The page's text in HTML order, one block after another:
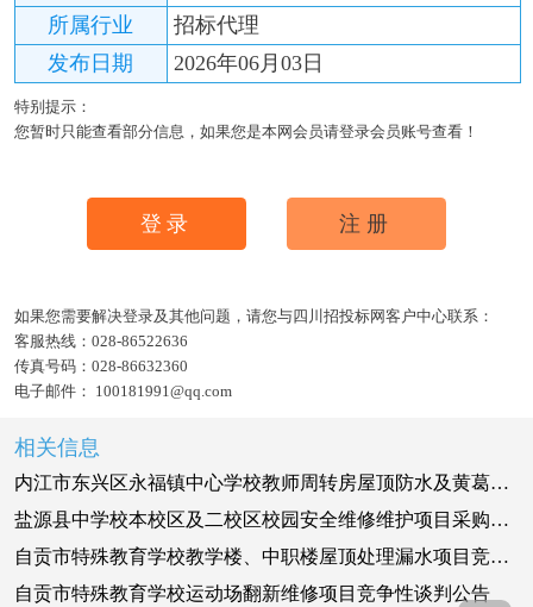
所属行业
招标代理
发布日期
2026年06月03日
特别提示：
您暂时只能查看部分信息，如果您是本网会员请登录会员账号查看！
登录 注册
如果您需要解决登录及其他问题，请您与四川招投标网客户中心联系：
客服热线： 028-86522636
传真号码： 028-86632360
电子邮件： 100181991@qq.com
相关信息
内江市东兴区永福镇中心学校教师周转房屋顶防水及黄葛树堡坎维修改造工程采购公告
盐源县中学校本校区及二校区校园安全维修维护项目采购公告
自贡市特殊教育学校教学楼、中职楼屋顶处理漏水项目竞争性谈判公告
自贡市特殊教育学校运动场翻新维修项目竞争性谈判公告